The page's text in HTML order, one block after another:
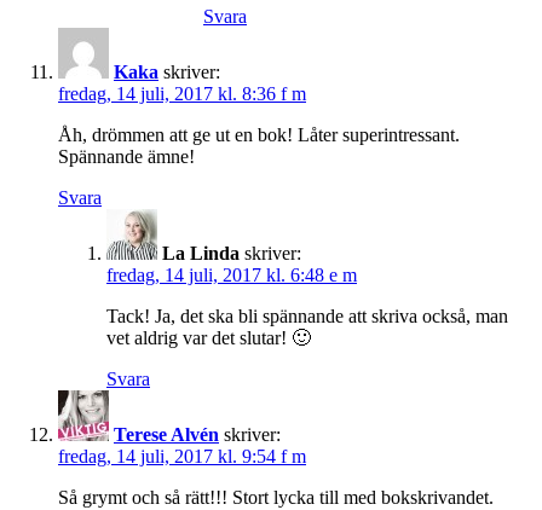
Svara
Kaka skriver:
fredag, 14 juli, 2017 kl. 8:36 f m
Åh, drömmen att ge ut en bok! Låter superintressant.
Spännande ämne!
Svara
La Linda skriver:
fredag, 14 juli, 2017 kl. 6:48 e m
Tack! Ja, det ska bli spännande att skriva också, man
vet aldrig var det slutar! 🙂
Svara
Terese Alvén skriver:
fredag, 14 juli, 2017 kl. 9:54 f m
Så grymt och så rätt!!! Stort lycka till med bokskrivandet.